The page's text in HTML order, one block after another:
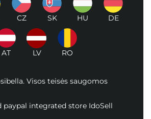
CZ SK HU DE
AT LV RO
Visos teisės saugomos